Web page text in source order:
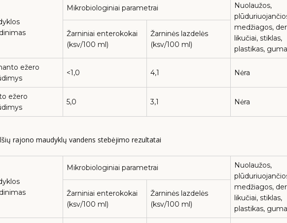
Mikrobiologiniai parametrai
Nuolaužos,
medžiagos,
likučiai, stiklas,
plastikas, guma
Žarniniai enterokokai
(ksv/100 ml)
Žarninės lazdelės
(ksv/100 ml)
ežero
<1,0 4,1 Nėra
ežero
5,0 3,1 Nėra
rajono maudyklų vandens stebėjimo rezultatai
Mikrobiologiniai parametrai
Nuolaužos,
medžiagos,
likučiai, stiklas,
plastikas, guma
Žarniniai enterokokai
(ksv/100 ml)
Žarninės lazdelės
(ksv/100 ml)